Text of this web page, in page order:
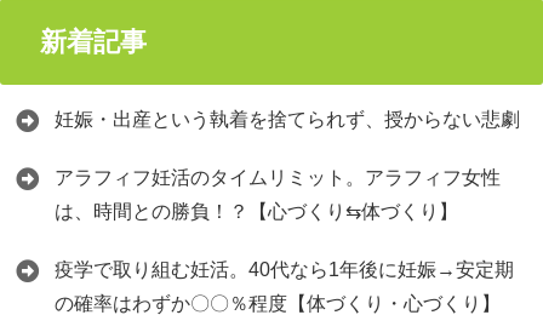
新着記事
妊娠・出産という執着を捨てられず、授からない悲劇
アラフィフ妊活のタイムリミット。アラフィフ女性
は、時間との勝負！？【心づくり⇆体づくり】
疫学で取り組む妊活。40代なら1年後に妊娠→安定期
の確率はわずか〇〇％程度【体づくり・心づくり】